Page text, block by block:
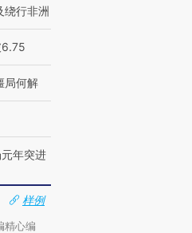
绕行非洲
6.75
局何解
元年突进
样例
精心编